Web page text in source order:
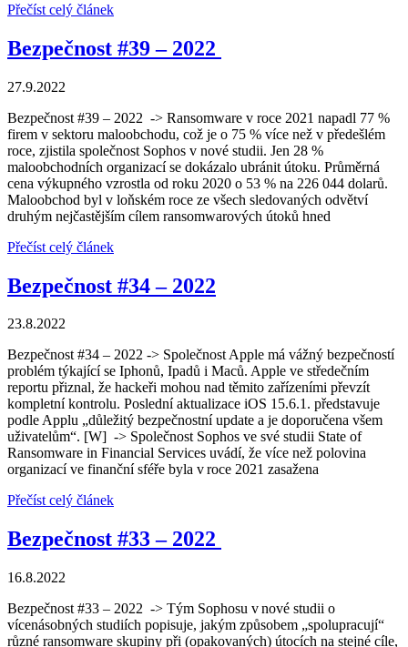
Přečíst celý článek
Bezpečnost #39 – 2022
27.9.2022
Bezpečnost #39 – 2022 -> Ransomware v roce 2021 napadl 77 %
firem v sektoru maloobchodu, což je o 75 % více než v předešlém
roce, zjistila společnost Sophos v nové studii. Jen 28 %
maloobchodních organizací se dokázalo ubránit útoku. Průměrná
cena výkupného vzrostla od roku 2020 o 53 % na 226 044 dolarů.
Maloobchod byl v loňském roce ze všech sledovaných odvětví
druhým nejčastějším cílem ransomwarových útoků hned
Přečíst celý článek
Bezpečnost #34 – 2022
23.8.2022
Bezpečnost #34 – 2022 -> Společnost Apple má vážný bezpečností
problém týkající se Iphonů, Ipadů i Maců. Apple ve středečním
reportu přiznal, že hackeři mohou nad těmito zařízeními převzít
kompletní kontrolu. Poslední aktualizace iOS 15.6.1. představuje
podle Applu „důležitý bezpečnostní update a je doporučena všem
uživatelům“. [W] -> Společnost Sophos ve své studii State of
Ransomware in Financial Services uvádí, že více než polovina
organizací ve finanční sféře byla v roce 2021 zasažena
Přečíst celý článek
Bezpečnost #33 – 2022
16.8.2022
Bezpečnost #33 – 2022 -> Tým Sophosu v nové studii o
vícenásobných studiích popisuje, jakým způsobem „spolupracují“
různé ransomware skupiny při (opakovaných) útocích na stejné cíle,